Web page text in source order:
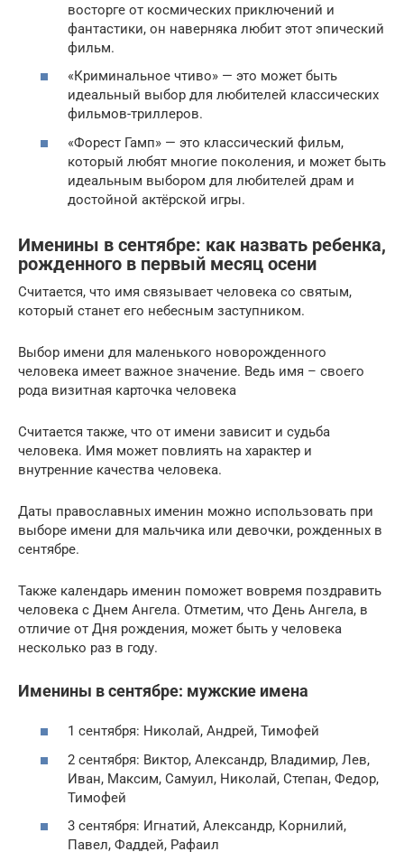
восторге от космических приключений и
фантастики, он наверняка любит этот эпический
фильм.
«Криминальное чтиво» — это может быть
идеальный выбор для любителей классических
фильмов-триллеров.
«Форест Гамп» — это классический фильм,
который любят многие поколения, и может быть
идеальным выбором для любителей драм и
достойной актёрской игры.
Именины в сентябре: как назвать ребенка,
рожденного в первый месяц осени
Считается, что имя связывает человека со святым,
который станет его небесным заступником.
Выбор имени для маленького новорожденного
человека имеет важное значение. Ведь имя – своего
рода визитная карточка человека
Считается также, что от имени зависит и судьба
человека. Имя может повлиять на характер и
внутренние качества человека.
Даты православных именин можно использовать при
выборе имени для мальчика или девочки, рожденных в
сентябре.
Также календарь именин поможет вовремя поздравить
человека с Днем Ангела. Отметим, что День Ангела, в
отличие от Дня рождения, может быть у человека
несколько раз в году.
Именины в сентябре: мужские имена
1 сентября: Николай, Андрей, Тимофей
2 сентября: Виктор, Александр, Владимир, Лев,
Иван, Максим, Самуил, Николай, Степан, Федор,
Тимофей
3 сентября: Игнатий, Александр, Корнилий,
Павел, Фаддей, Рафаил